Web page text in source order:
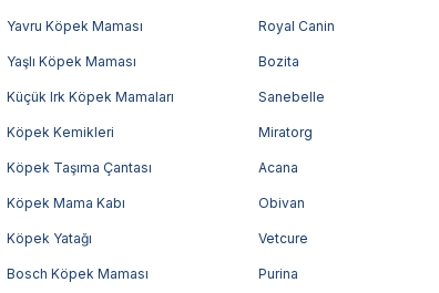
Yavru Köpek Maması
Yaşlı Köpek Maması
Küçük Irk Köpek Mamaları
Köpek Kemikleri
Köpek Taşıma Çantası
Köpek Mama Kabı
Köpek Yatağı
Bosch Köpek Maması
Royal Canin
Bozita
Sanebelle
Miratorg
Acana
Obivan
Vetcure
Purina